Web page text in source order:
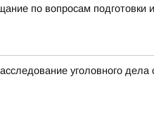
по вопросам
уголовного